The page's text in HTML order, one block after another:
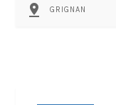
pin_drop GRIGNAN